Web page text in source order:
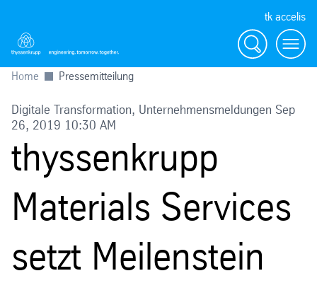
tk accelis
Suche
Menü
Home Pressemitteilung
Digitale Transformation, Unternehmensmeldungen Sep
26, 2019 10:30 AM
thyssenkrupp
Materials Services
setzt Meilenstein